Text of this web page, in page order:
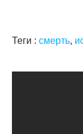
Теги : смерть,